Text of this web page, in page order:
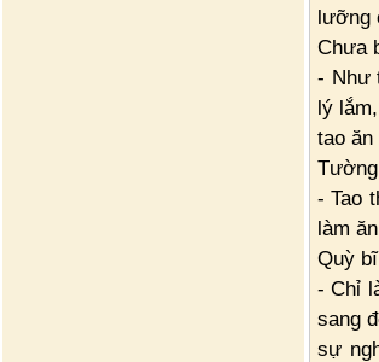
lưỡng
Chưa
- Như
lý
tao
- Tao
làm
Quỳ
- Chỉ
sang
sự